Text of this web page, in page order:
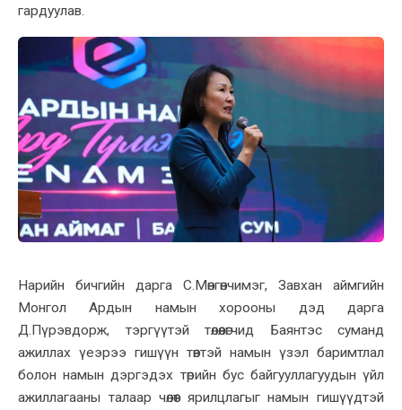
гардуулав.
Нарийн бичгийн дарга С.Мөнгөнчимэг, Завхан аймгийн
Монгол Ардын намын хорооны дэд дарга
Д.Пүрэвдорж, тэргүүтэй төлөөлөгчид Баянтэс суманд
ажиллах үеэрээ гишүүн төвтэй намын үзэл баримтлал
болон намын дэргэдэх төрийн бус байгууллагуудын үйл
ажиллагааны талаар чөлөөт ярилцлагыг намын гишүүдтэй